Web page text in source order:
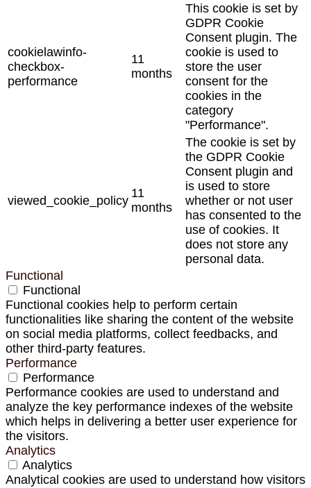
cookielawinfo-
checkbox-
performance
11
months
This cookie is set by
GDPR Cookie
Consent plugin. The
cookie is used to
store the user
consent for the
cookies in the
category
"Performance".
viewed_cookie_policy
11
months
The cookie is set by
the GDPR Cookie
Consent plugin and
is used to store
whether or not user
has consented to the
use of cookies. It
does not store any
personal data.
Functional
Functional
Functional cookies help to perform certain
functionalities like sharing the content of the website
on social media platforms, collect feedbacks, and
other third-party features.
Performance
Performance
Performance cookies are used to understand and
analyze the key performance indexes of the website
which helps in delivering a better user experience for
the visitors.
Analytics
Analytics
Analytical cookies are used to understand how visitors